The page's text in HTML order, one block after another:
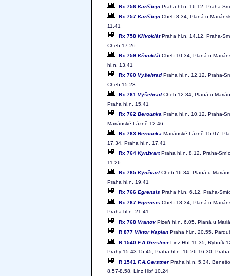
Rx 756 Karlštejn Praha hl.n. 16.12, Praha-
Rx 757 Karlštejn Cheb 8.34, Planá u
11.41
Rx 758 KřivoklátPraha hl.n. 14.12, Praha-
Cheb 17.26
Rx 759 KřivoklátCheb 10.34, Planá u
hl.n. 13.41
Rx 760 VyšehradPraha hl.n. 12.12, Praha-
Cheb 15.23
Rx 761 VyšehradCheb 12.34, Planá u
Praha hl.n. 15.41
Rx 762 Berounka Praha hl.n. 10.12, Praha-
Mariánské Lázně 12.46
Rx 763 Berounka Mariánské Lázně 15.07,
17.34, Praha hl.n. 17.41
Rx 764 KynžvartPraha hl.n. 8.12, Praha-
11.26
Rx 765 KynžvartCheb 16.34, Planá u
Praha hl.n. 19.41
Rx 766 Egrensis Praha hl.n. 6.12, Praha-
Rx 767 Egrensis Cheb 18.34, Planá u
Praha hl.n. 21.41
Rx 768 Vranov Plzeň hl.n. 6.05, Planá u
R 877 Viktor Kaplan Praha hl.n. 20.55,
R 1540 F.A.GerstnerLinz Hbf 11.35, Rybník
Prahy 15.43-15.45, Praha hl.n. 16.26-16.30,
R 1541 F.A.GerstnerPraha hl.n. 5.34,
8.57-8.58, Linz Hbf 10.24